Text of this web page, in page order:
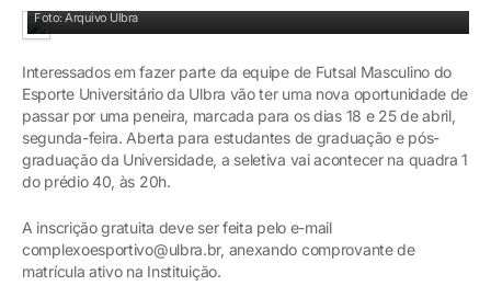
Foto: Arquivo Ulbra
Interessados em fazer parte da equipe de Futsal Masculino do
Esporte Universitário da Ulbra vão ter uma nova oportunidade de
passar por uma peneira, marcada para os dias 18 e 25 de abril,
segunda-feira. Aberta para estudantes de graduação e pós-
graduação da Universidade, a seletiva vai acontecer na quadra 1
do prédio 40, às 20h.
A inscrição gratuita deve ser feita pelo e-mail
complexoesportivo@ulbra.br, anexando comprovante de
matrícula ativo na Instituição.